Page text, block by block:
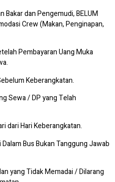
Bakar dan Pengemudi, BELUM
Crew (Makan, Penginapan,
Pembayaran Uang Muka
Keberangkatan.
Sewa / DP yang Telah
dari Hari Keberangkatan.
Bus Bukan Tanggung Jawab
yang Tidak Memadai / Dilarang